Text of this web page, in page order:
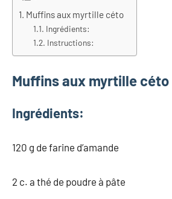
Muffins aux myrtille céto
Ingrédients:
Instructions:
Muffins aux myrtille céto
Ingrédients:
120 g de farine d’amande
2 c. a thé de poudre à pâte